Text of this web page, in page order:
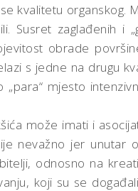
kvalitetu
Susret zaglađenih i
obrade
s jedne na drugu
„para“ mjesto
može imati i
nevažno jer
odnosno na
koji su se